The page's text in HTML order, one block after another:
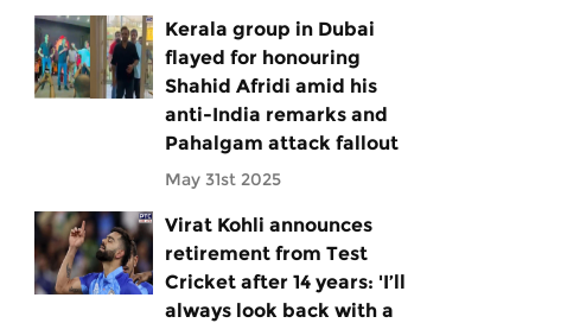
Kerala group in Dubai
flayed for honouring
Shahid Afridi amid his
anti-India remarks and
Pahalgam attack fallout
May 31st 2025
Virat Kohli announces
retirement from Test
Cricket after 14 years: 'I’ll
always look back with a